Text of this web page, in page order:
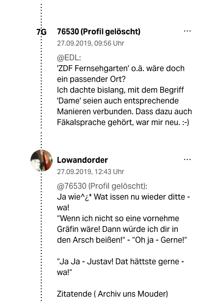
7G 76530 (Profil gelöscht)
27.09.2019, 09:56 Uhr
@EDL:
'ZDF Fernsehgarten' o.ä. wäre doch
ein passender Ort?
Ich dachte bislang, mit dem Begriff
'Dame' seien auch entsprechende
Manieren verbunden. Dass dazu auch
Fäkalsprache gehört, war mir neu. :-)
Lowandorder
27.09.2019, 12:43 Uhr
@76530 (Profil gelöscht):
Ja wie^¿* Wat issen nu wieder ditte -
wa!
“Wenn ich nicht so eine vornehme
Gräfin wäre! Dann würde ich dir in
den Arsch beißen!“ - “Oh ja - Gerne!“
“Ja Ja - Justav! Dat hättste gerne -
wa!“
Zitatende ( Archiv uns Mouder)